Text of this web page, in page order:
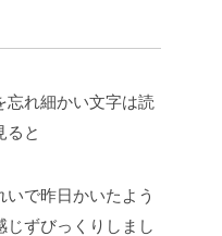
忘れ細かい文字は読
ると
で昨日かいたよう
じずびっくりしまし